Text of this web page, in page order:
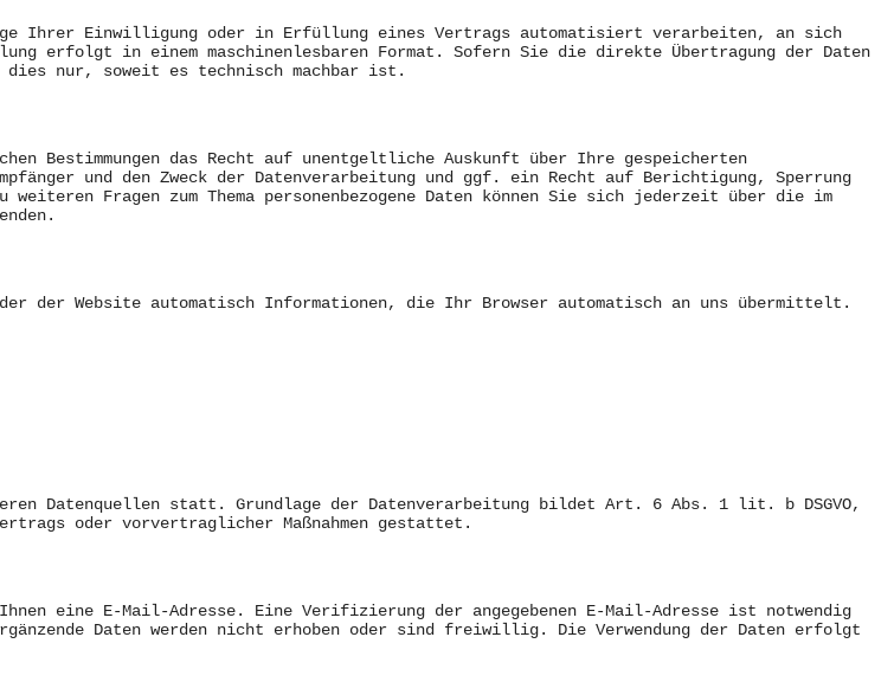
Ihrer Einwilligung oder in Erfüllung eines Vertrags automatisiert verarbeiten, an sich
erfolgt in einem maschinenlesbaren Format. Sofern Sie die direkte Übertragung der Daten
nur, soweit es technisch machbar ist.
Bestimmungen das Recht auf unentgeltliche Auskunft über Ihre gespeicherten
und den Zweck der Datenverarbeitung und ggf. ein Recht auf Berichtigung, Sperrung
Fragen zum Thema personenbezogene Daten können Sie sich jederzeit über die im
der Website automatisch Informationen, die Ihr Browser automatisch an uns übermittelt.
Datenquellen statt. Grundlage der Datenverarbeitung bildet Art. 6 Abs. 1 lit. b DSGVO,
oder vorvertraglicher Maßnahmen gestattet.
eine E-Mail-Adresse. Eine Verifizierung der angegebenen E-Mail-Adresse ist notwendig
Daten werden nicht erhoben oder sind freiwillig. Die Verwendung der Daten erfolgt